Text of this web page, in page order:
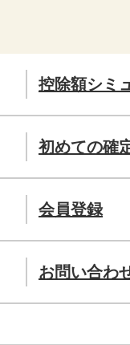
控除額シミ
初めての確
会員登録
お問い合わ